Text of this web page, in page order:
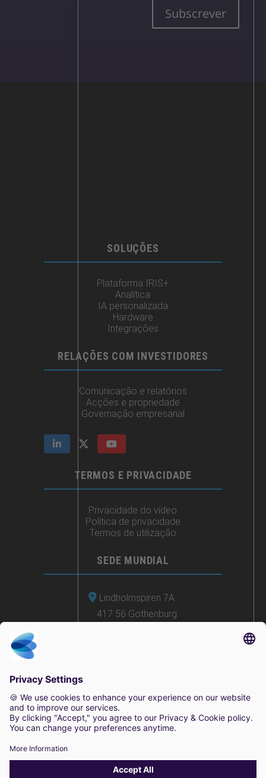
Subscrever
SOLUÇÕES
Plataforma IRIS+
Analítica
IA personalizada
Hardware
Integrações
RELAÇÕES COM INVESTIDORES
Comunicação e relatórios
Acções e propriedade
Governação empresarial
TERMOS E PRIVACIDADE
Privacidade do vídeo
Política de privacidade
Termos de utilização
SEDE MUNDIAL
Lindholmspiren 7A
417 56 Gothenburg
© 2025 Irisity AB. Todos os direitos reservados.